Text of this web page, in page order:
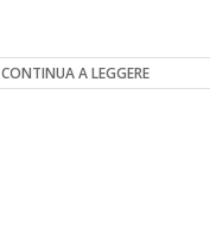
CONTINUA A LEGGERE